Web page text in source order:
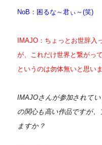
NoB：困るな～君ぃ～(笑)
IMAJO：ちょっとお世辞入
が、これだけ世界と繋がっ
というのは勿体無いと思いま
IMAJOさんが参加されて
の関心も高い作品ですが
ますか？